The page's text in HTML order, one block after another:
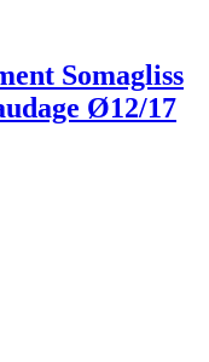
Somagliss
Ø12/17